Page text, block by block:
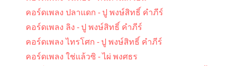
คอร์ดเพลง ไว้ใจ - เอ๋ สันติภาพ
คอร์ดเพลง ปลาแดก - ปู พงษ์สิทธิ์ คำภีร์
คอร์ดเพลง ลิง - ปู พงษ์สิทธิ์ คำภีร์
คอร์ดเพลง ไทรโศก - ปู พงษ์สิทธิ์ คำภีร์
คอร์ดเพลง ใช่แล้วซิ - ไผ่ พงศธร